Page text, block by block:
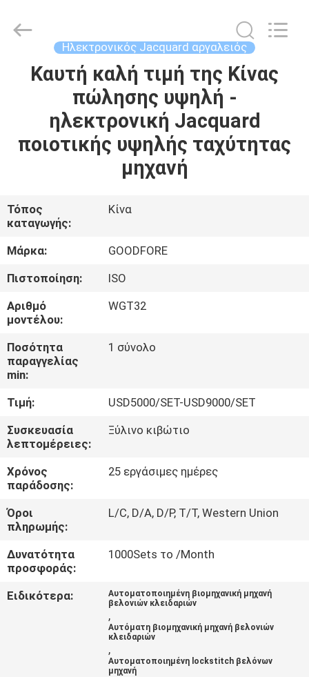
ΣΠΊΤΙ
ΠΡΟΪΌΝΤΑ
ΣΧΕΤΙΚΆ
ΜΕ
ΕΜΆΣ
ΕΠΙΣΚΈΨΕΙΣ
ΣΤΟ
ΕΡΓΟΣΤΆΣΙΟ
ΠΟΙΌΤΗΤΑΣ
ΕΠΙΚΟΙΝΩΝΉΣΤΕ
ΜΑΖΊ
ΜΑΣ
ΕΙΔΉΣΕΙΣ
ΖΗΤΉΣΤΕ
Machinery
Co.,Ltd.
Ηλεκτρονικός Jacquard αργαλειός
Καυτή καλή τιμή της Κίνας
πώλησης υψηλή -
ηλεκτρονική Jacquard
ποιοτικής υψηλής ταχύτητας
μηχανή
Τόπος
καταγωγής:
Κίνα
Μάρκα:
GOODFORE
Πιστοποίηση:
ISO
Αριθμό
μοντέλου:
WGT32
Ποσότητα
παραγγελίας
min:
1 σύνολο
Τιμή:
USD5000/SET-USD9000/SET
Συσκευασία
λεπτομέρειες:
Ξύλινο κιβώτιο
Χρόνος
παράδοσης:
25 εργάσιμες ημέρες
Όροι
πληρωμής:
L/C, D/A, D/P, T/T, Western Union
Δυνατότητα
προσφοράς:
1000Sets το /Month
Ειδικότερα:
Αυτοματοποιημένη βιομηχανική μηχανή
βελονιών κλειδαριών
,
Αυτόματη βιομηχανική μηχανή βελονιών
κλειδαριών
,
Αυτοματοποιημένη lockstitch βελόνων
μηχανή